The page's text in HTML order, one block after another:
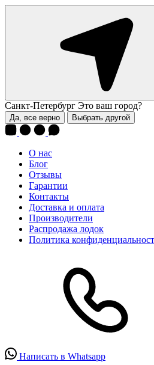
Санкт-Петербург Это ваш город?
Да, все верно Выбрать другой
О нас
Блог
Отзывы
Гарантии
Контакты
Доставка и оплата
Производители
Распродажа лодок
Политика
Написать в Whatsapp